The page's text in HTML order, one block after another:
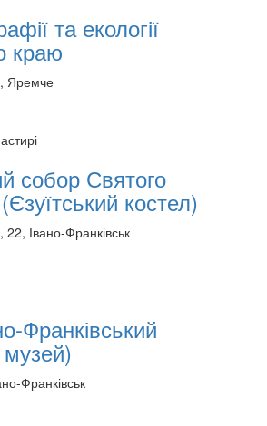
та екології
краю
Яремче
собор Святого
костел)
Івано-Франківськ
Франківський
Франківськ